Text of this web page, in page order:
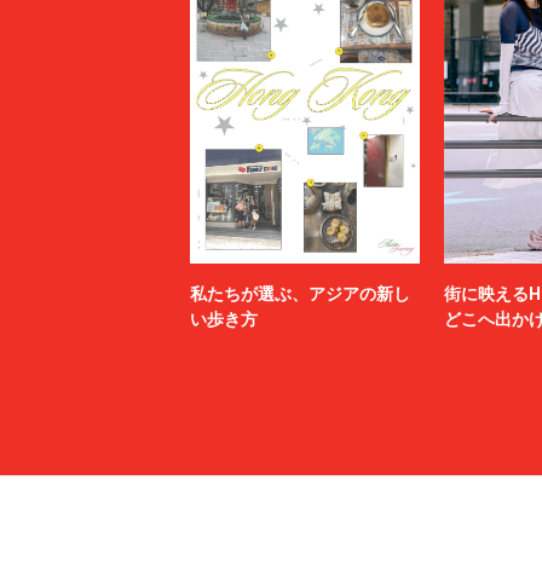
私たちが選ぶ、アジアの新し
い歩き方
街に映える
どこへ出か